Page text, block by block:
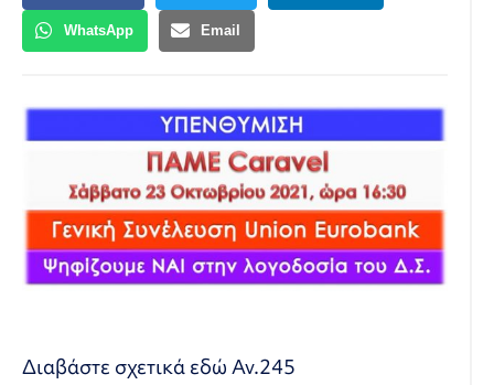
WhatsApp Email
Διαβάστε σχετικά εδώ Αν.245